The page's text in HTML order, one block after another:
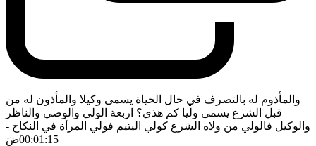
والمأذوم له بالتصرف في حال الحياة يسمى وكيلا والمأذون له من
قبل الشرع يسمى وليا كم هذي؟ اربعة الولي والوصي والناظر
والوكيل فالولي من ولاه الشرع كولي اليتيم فولي المرأة في النكاح -
00:01:15ضَ